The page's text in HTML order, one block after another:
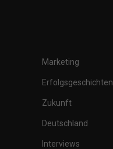
Marketing
Erfolgsgeschichten
Zukunft
Deutschland
Interviews